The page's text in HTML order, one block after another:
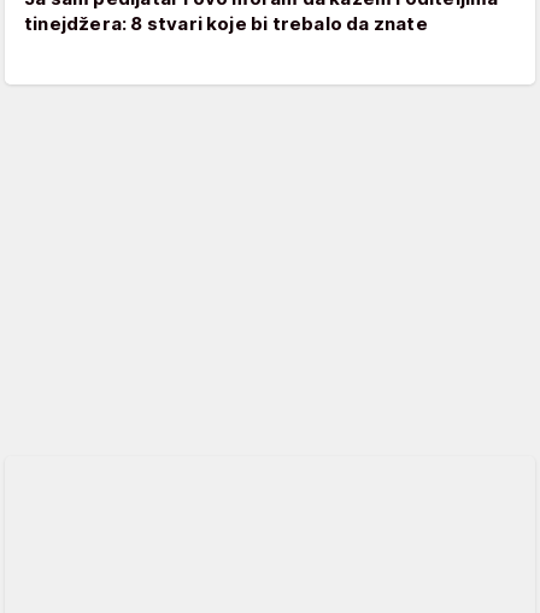
tinejdžera: 8 stvari koje bi trebalo da znate